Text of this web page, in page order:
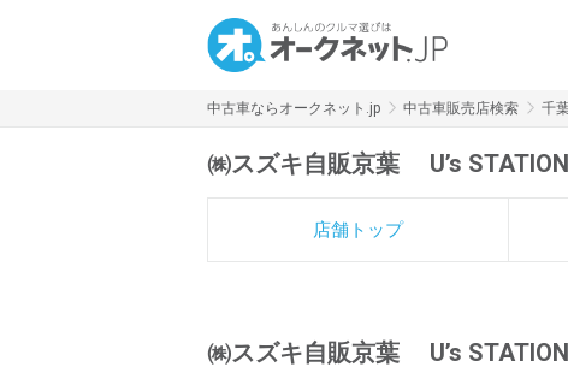
中古車ならオークネット.jp 中古車販売店検索 千
㈱スズキ自販京葉 U’s
店舗トップ
㈱スズキ自販京葉 U’s